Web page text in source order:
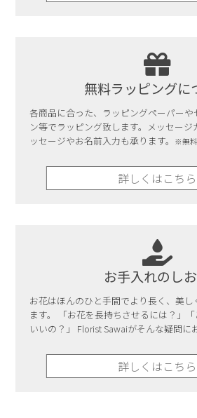
無料ラッピングに
各商品に合った、ラッピングペーパー
ン等でラッピング致します。メッセージ
ッセージやお名前入力も承ります。
※無
詳しくはこちら
お手入れのし
お花はほんのひと手間でより長く、美し
ます。 「お花を長持ちさせるには？」
いいの？」 Florist Sawaiがそんな疑問に
詳しくはこちら